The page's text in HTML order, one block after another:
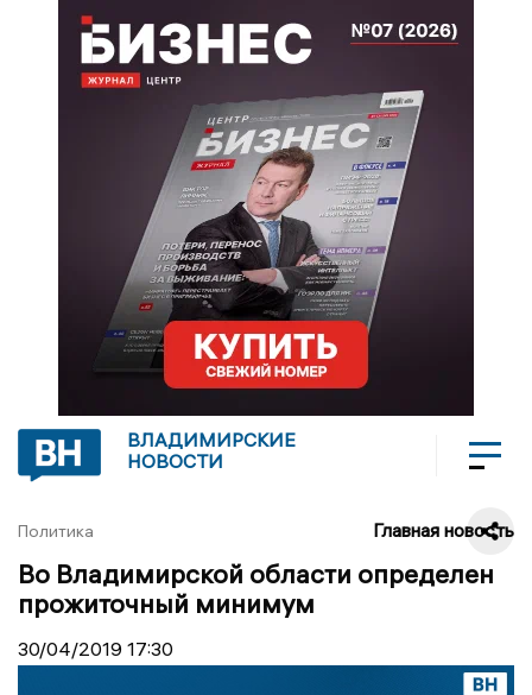
ВЛАДИМИРСКИЕ
НОВОСТИ
Политика Главная новость
Во Владимирской области определен
прожиточный минимум
30/04/2019 17:30